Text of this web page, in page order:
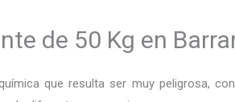
de 50 Kg en
que resulta ser muy peligrosa,